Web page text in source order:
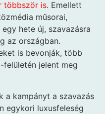
többször is. Emellett
műsorai,
egy hete új, szavazásra
az országban.
is bevonják, több
jelent meg
a kampányt a szavazás
egykori luxusfeleség